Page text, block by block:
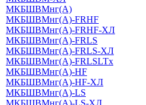
МКБШВМнг(А)
МКБШВМнг(А)-FRHF
МКБШВМнг(А)-FRHF-ХЛ
МКБШВМнг(А)-FRLS
МКБШВМнг(А)-FRLS-ХЛ
МКБШВМнг(А)-FRLSLTx
МКБШВМнг(А)-HF
МКБШВМнг(А)-HF-ХЛ
МКБШВМнг(А)-LS
МКБШВМнг(А)-LS-ХЛ